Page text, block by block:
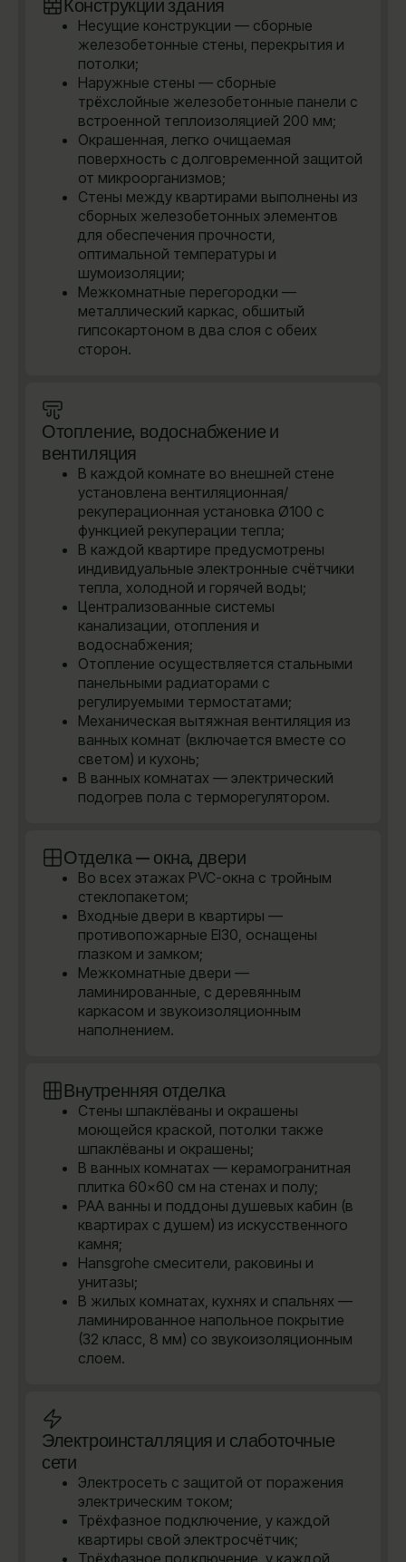
Конструкции здания
Несущие конструкции — сборные
железобетонные стены, перекрытия и
потолки;
Наружные стены — сборные
трёхслойные железобетонные панели с
встроенной теплоизоляцией 200 мм;
Окрашенная, легко очищаемая
поверхность с долговременной защитой
от микроорганизмов;
Стены между квартирами выполнены из
сборных железобетонных элементов
для обеспечения прочности,
оптимальной температуры и
шумоизоляции;
Межкомнатные перегородки —
металлический каркас, обшитый
гипсокартоном в два слоя с обеих
сторон.
Отопление, водоснабжение и
вентиляция
В каждой комнате во внешней стене
установлена вентиляционная/
рекуперационная установка Ø100 с
функцией рекуперации тепла;
В каждой квартире предусмотрены
индивидуальные электронные счётчики
тепла, холодной и горячей воды;
Централизованные системы
канализации, отопления и
водоснабжения;
Отопление осуществляется стальными
панельными радиаторами с
регулируемыми термостатами;
Механическая вытяжная вентиляция из
ванных комнат (включается вместе со
светом) и кухонь;
В ванных комнатах — электрический
подогрев пола с терморегулятором.
Отделка — окна, двери
Во всех этажах PVC-окна с тройным
стеклопакетом;
Входные двери в квартиры —
противопожарные EI30, оснащены
глазком и замком;
Межкомнатные двери —
ламинированные, с деревянным
каркасом и звукоизоляционным
наполнением.
Внутренняя отделка
Стены шпаклёваны и окрашены
моющейся краской, потолки также
шпаклёваны и окрашены;
В ванных комнатах — керамогранитная
плитка 60×60 см на стенах и полу;
PAA ванны и поддоны душевых кабин (в
квартирах с душем) из искусственного
камня;
Hansgrohe cмесители, раковины и
унитазы;
В жилых комнатах, кухнях и спальнях —
ламинированное напольное покрытие
(32 класс, 8 мм) со звукоизоляционным
слоем.
Электроинсталляция и слаботочные
сети
Электросеть с защитой от поражения
электрическим током;
Трёхфазное подключение, у каждой
квартиры свой электросчётчик;
Трёхфазное подключение, у каждой